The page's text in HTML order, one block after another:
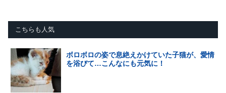
こちらも人気
ボロボロの姿で息絶えかけていた子猫が、愛情
を浴びて…こんなにも元気に！